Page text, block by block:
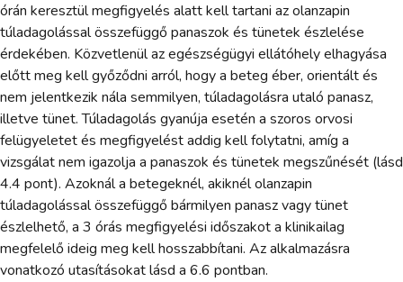
órán keresztül megfigyelés alatt kell tartani az olanzapin
túladagolással összefüggő panaszok és tünetek észlelése
érdekében. Közvetlenül az egészségügyi ellátóhely elhagyása
előtt meg kell győződni arról, hogy a beteg éber, orientált és
nem jelentkezik nála semmilyen, túladagolásra utaló panasz,
illetve tünet. Túladagolás gyanúja esetén a szoros orvosi
felügyeletet és megfigyelést addig kell folytatni, amíg a
vizsgálat nem igazolja a panaszok és tünetek megszűnését (lásd
4.4 pont). Azoknál a betegeknél, akiknél olanzapin
túladagolással összefüggő bármilyen panasz vagy tünet
észlelhető, a 3 órás megfigyelési időszakot a klinikailag
megfelelő ideig meg kell hosszabbítani. Az alkalmazásra
vonatkozó utasításokat lásd a 6.6 pontban.